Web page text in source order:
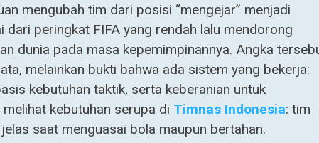
mengubah tim dari posisi “mengejar” menjadi
dari peringkat FIFA yang rendah lalu mendorong
dunia pada masa kepemimpinannya. Angka
melainkan bukti bahwa ada sistem yang bekerja:
kebutuhan taktik, serta keberanian untuk
kebutuhan serupa di Timnas Indonesia: tim
saat menguasai bola maupun bertahan.